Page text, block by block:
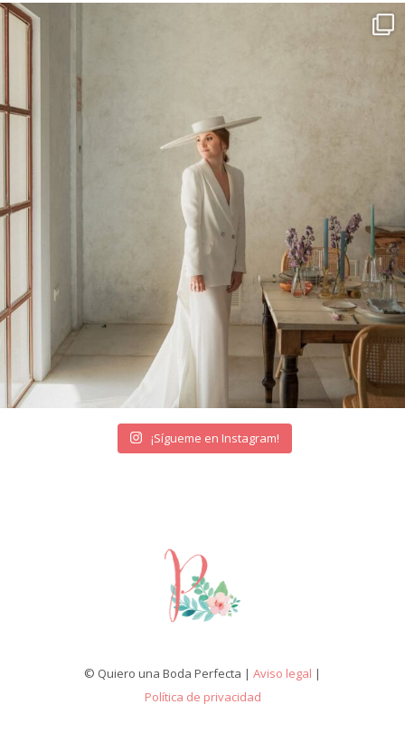
¡Sígueme en Instagram!
© Quiero una Boda Perfecta | Aviso legal |
Política de privacidad